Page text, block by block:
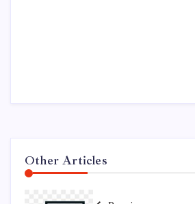
Other Articles